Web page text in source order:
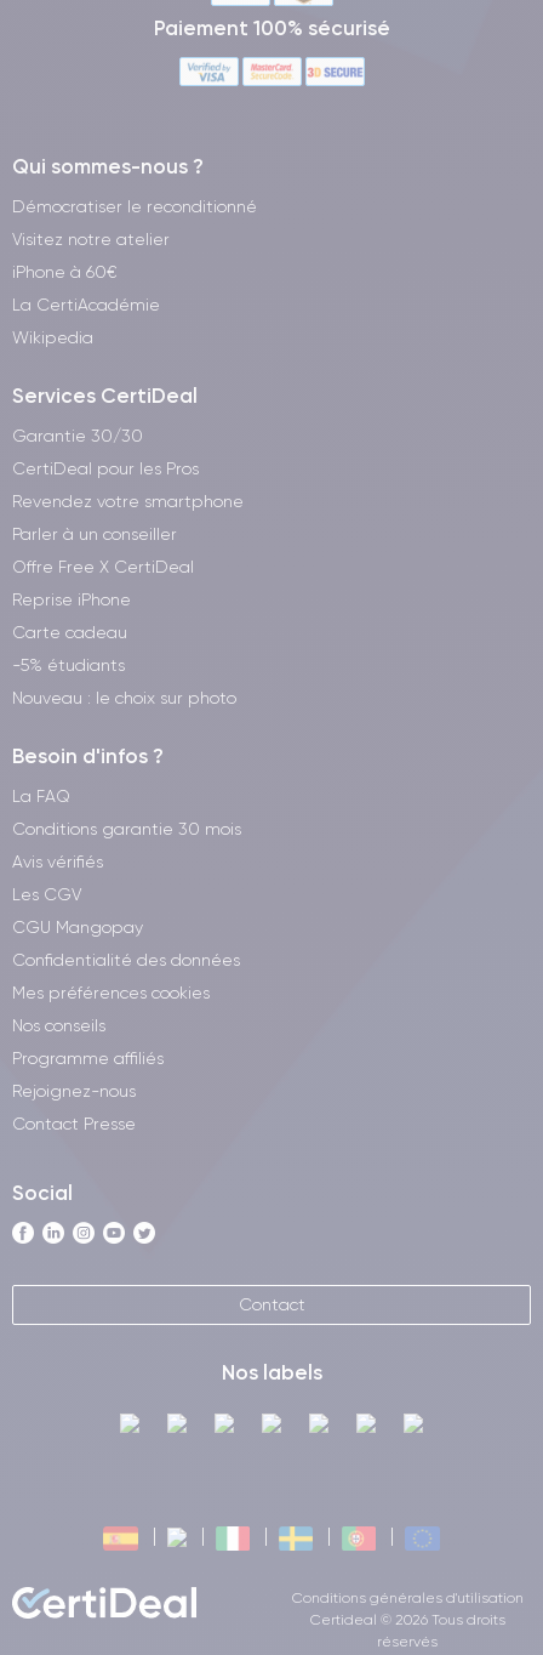
Paiement 100% sécurisé
Qui sommes-nous ?
Démocratiser le reconditionné
Visitez notre atelier
iPhone à 60€
La CertiAcadémie
Wikipedia
Services CertiDeal
Garantie 30/30
CertiDeal pour les Pros
Revendez votre smartphone
Parler à un conseiller
Offre Free X CertiDeal
Reprise iPhone
Carte cadeau
-5% étudiants
Nouveau : le choix sur photo
Besoin d'infos ?
La FAQ
Conditions garantie 30 mois
Avis vérifiés
Les CGV
CGU Mangopay
Confidentialité des données
Mes préférences cookies
Nos conseils
Programme affiliés
Rejoignez-nous
Contact Presse
Social
Contact
Nos labels
Conditions générales d'utilisation
Certideal © 2026 Tous droits
réservés